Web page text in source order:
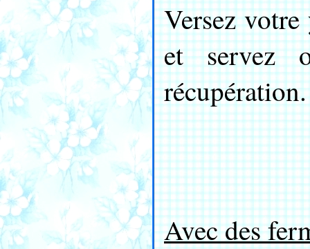
Versez
et servez
récupération.
Avec des